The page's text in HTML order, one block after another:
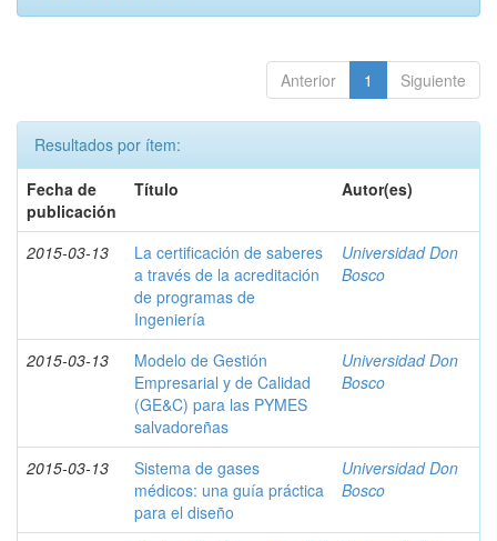
Anterior 1 Siguiente
Resultados por ítem:
Fecha de
publicación
Título Autor(es)
2015-03-13
La certificación de saberes
a través de la acreditación
de programas de
Ingeniería
Universidad Don
Bosco
2015-03-13
Modelo de Gestión
Empresarial y de Calidad
(GE&C) para las PYMES
salvadoreñas
Universidad Don
Bosco
2015-03-13
Sistema de gases
médicos: una guía práctica
para el diseño
Universidad Don
Bosco